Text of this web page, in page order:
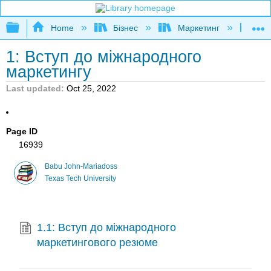
Expand/collapse global hierarchy
Home Бізнес Маркетинг
1: Вступ до міжнародного
маркетингу
Last updated Oct 25, 2022
Page ID
16939
Babu John-Mariadoss
Texas Tech University
1.1: Вступ до міжнародного
маркетингового резюме